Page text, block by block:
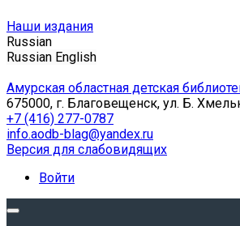
Наши издания
Russian
Russian English
Амурская областная детская
675000, г. Благовещенск, ул. Б.
+7 (416) 277-0787
info.aodb-blag@yandex.ru
Версия для слабовидящих
Войти